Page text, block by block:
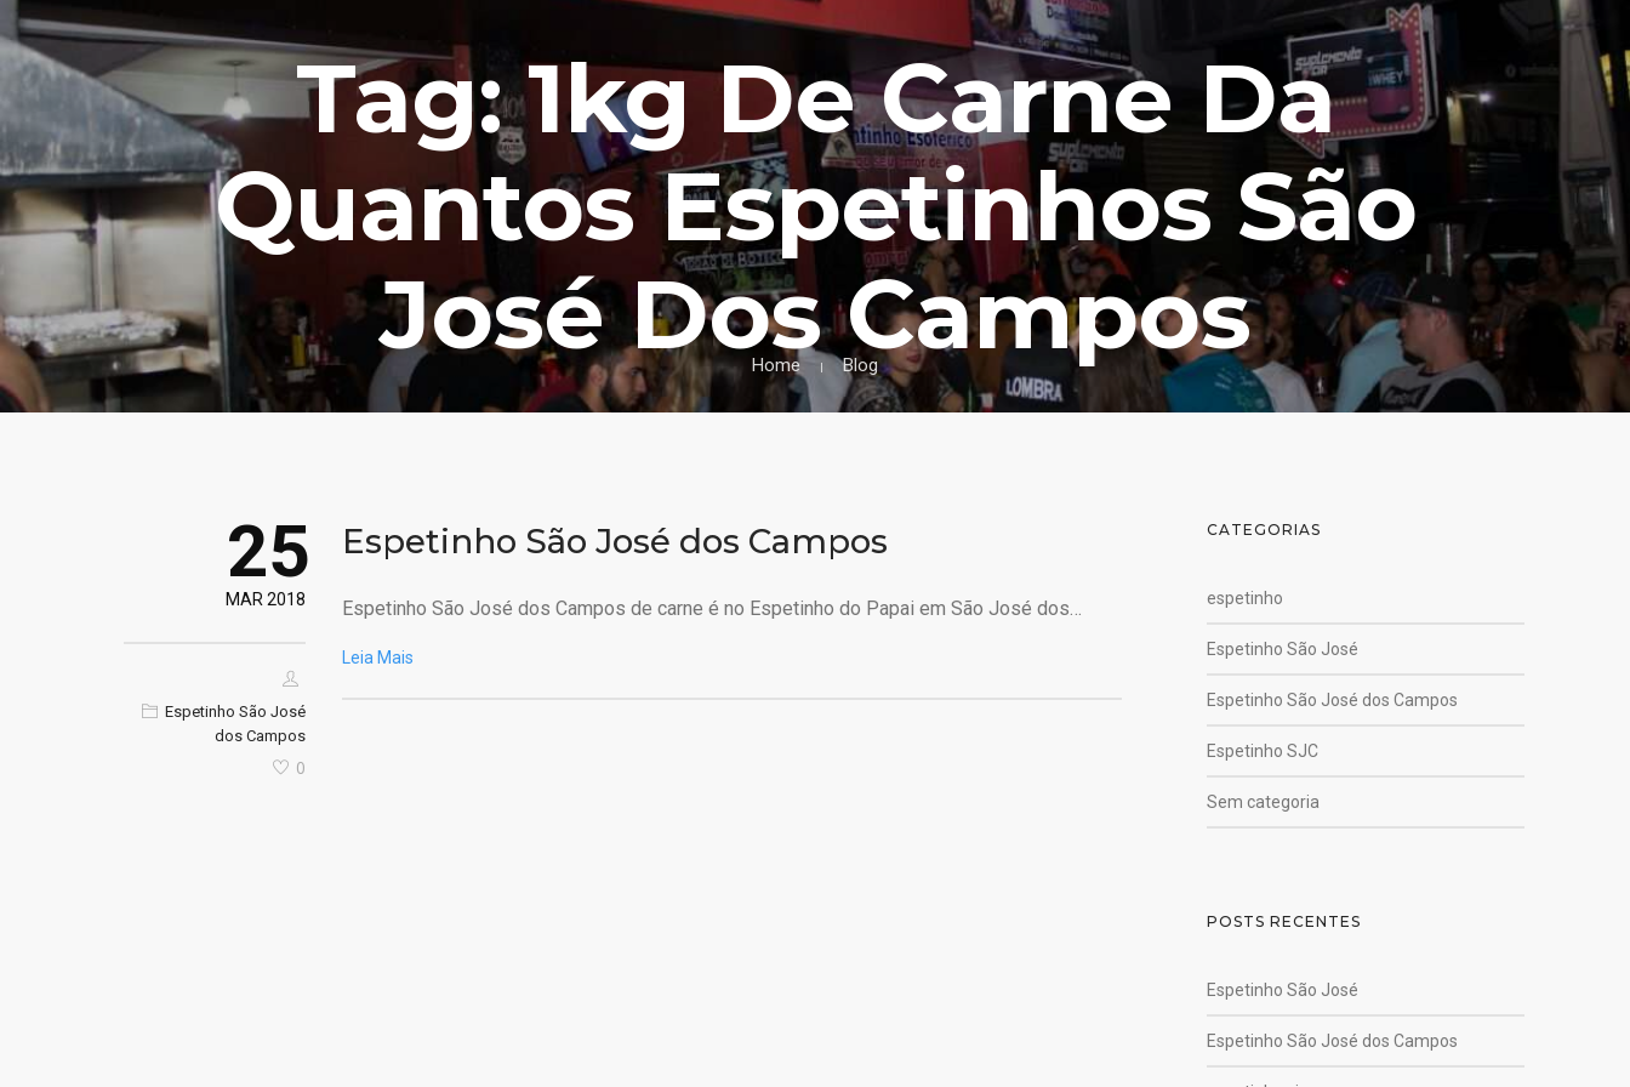
Tag: 1kg De Carne Da
Quantos Espetinhos São
José Dos Campos
Home Blog
25
MAR 2018
Espetinho São José
dos Campos
0
Espetinho São José dos Campos
Espetinho São José dos Campos de carne é no Espetinho do Papai em São José dos…
Leia Mais
CATEGORIAS
espetinho
Espetinho São José
Espetinho São José dos Campos
Espetinho SJC
Sem categoria
POSTS RECENTES
Espetinho São José
Espetinho São José dos Campos